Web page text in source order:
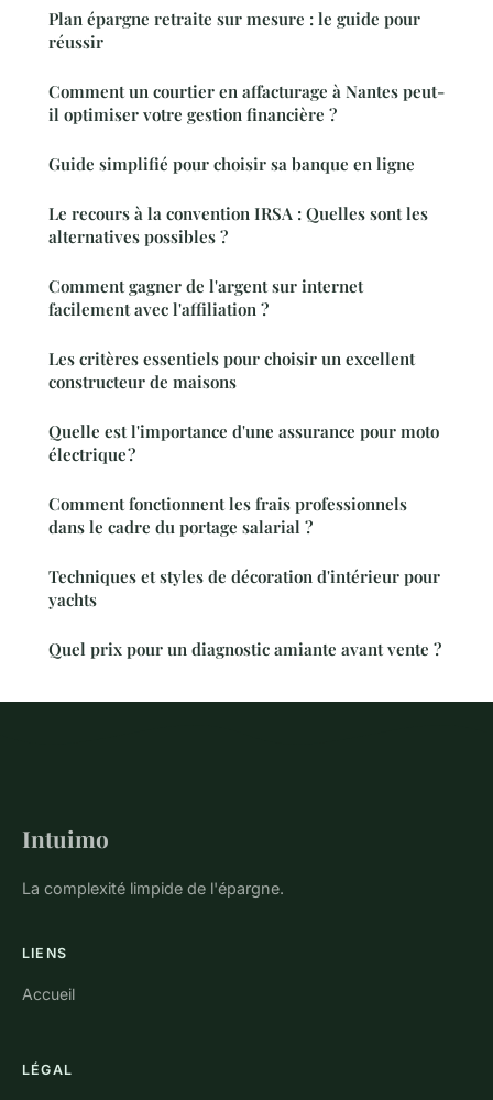
Plan épargne retraite sur mesure : le guide pour
réussir
Comment un courtier en affacturage à Nantes peut-
il optimiser votre gestion financière ?
Guide simplifié pour choisir sa banque en ligne
Le recours à la convention IRSA : Quelles sont les
alternatives possibles ?
Comment gagner de l'argent sur internet
facilement avec l'affiliation ?
Les critères essentiels pour choisir un excellent
constructeur de maisons
Quelle est l'importance d'une assurance pour moto
électrique ?
Comment fonctionnent les frais professionnels
dans le cadre du portage salarial ?
Techniques et styles de décoration d'intérieur pour
yachts
Quel prix pour un diagnostic amiante avant vente ?
Intuimo
La complexité limpide de l'épargne.
LIENS
Accueil
LÉGAL